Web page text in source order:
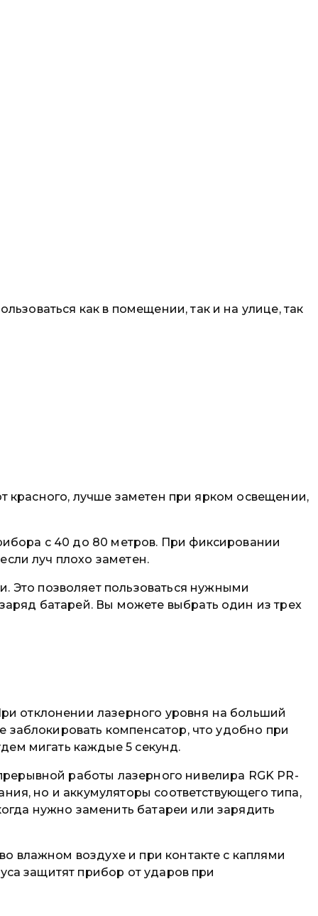
как в помещении, так и на улице, так
красного, лучше заметен при ярком освещении,
с 40 до 80 метров. При фиксировании
луч плохо заметен.
Это позволяет пользоваться нужными
батарей. Вы можете выбрать один из трех
отклонении лазерного уровня на больший
компенсатор, что удобно при
мигать каждые 5 секунд.
работы лазерного нивелира RGK PR-
но и аккумуляторы соответствующего типа,
нужно заменить батареи или зарядить
влажном воздухе и при контакте с каплями
защитят прибор от ударов при